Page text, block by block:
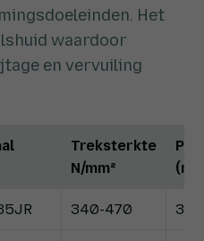
Het
waardoor
en vervuiling
Treksterkte
N/mm²
340-470 3 t/